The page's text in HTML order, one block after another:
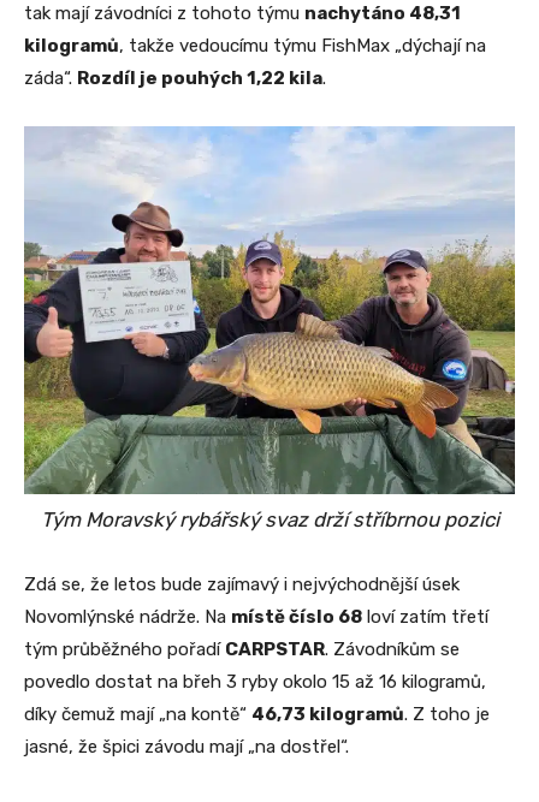
tak mají závodníci z tohoto týmu nachytáno 48,31
kilogramů, takže vedoucímu týmu FishMax „dýchají na
záda“. Rozdíl je pouhých 1,22 kila.
Tým Moravský rybářský svaz drží stříbrnou pozici
Zdá se, že letos bude zajímavý i nejvýchodnější úsek
Novomlýnské nádrže. Na místě číslo 68 loví zatím třetí
tým průběžného pořadí CARPSTAR. Závodníkům se
povedlo dostat na břeh 3 ryby okolo 15 až 16 kilogramů,
díky čemuž mají „na kontě“ 46,73 kilogramů. Z toho je
jasné, že špici závodu mají „na dostřel“.